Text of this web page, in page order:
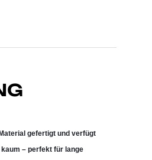
gefertigt und verfügt
– perfekt für lange